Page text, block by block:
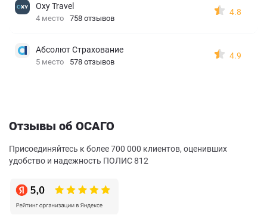
Oxy Travel
4 место 758 отзывов
4.8
Абсолют Страхование
5 место 578 отзывов
4.9
Отзывы об ОСАГО
Присоединяйтесь к более 700 000 клиентов, оценивших
удобство и надежность ПОЛИС 812